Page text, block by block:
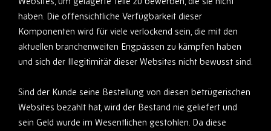
haben. Die offensichtliche Verfügbarkeit dieser
Komponenten wird für viele verlockend sein, die mit den
aktuellen branchenweiten Engpässen zu kämpfen haben
und sich der Illegitimität dieser Websites nicht bewusst sind.
Sind der Kunde seine Bestellung von diesen betrügerischen
Websites bezahlt hat, wird der Bestand nie geliefert und
sein Geld wurde im Wesentlichen gestohlen. Da diese